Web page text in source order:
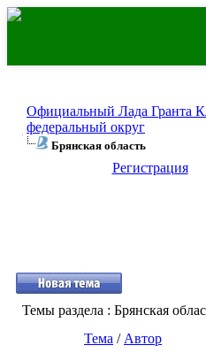
Официальный Лада Гранта
федеральный округ
Брянская область
Регистрация
Темы раздела : Брянская
Тема / Автор